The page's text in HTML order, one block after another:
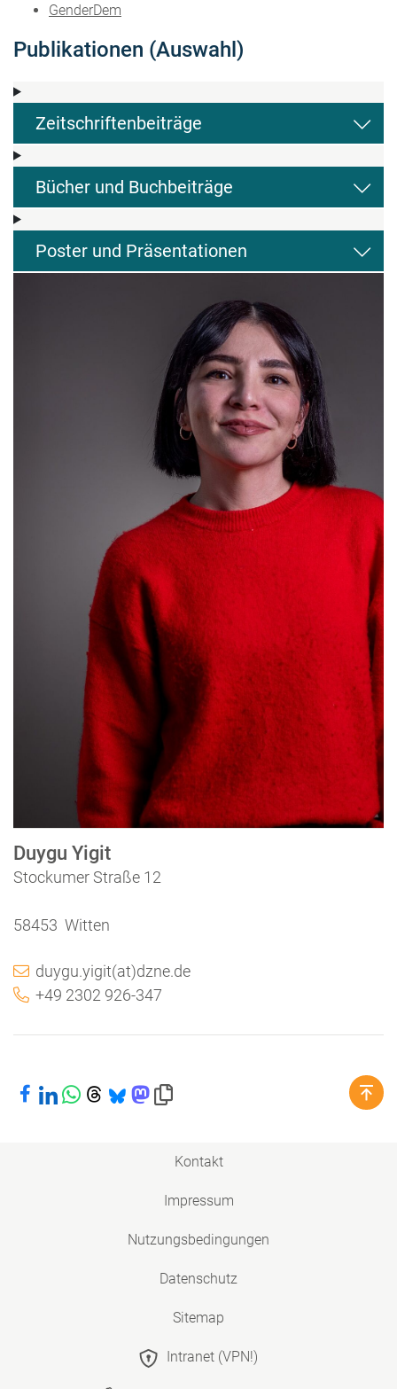
Duygu Yigit
Stockumer Straße 12
58453 Witten
duygu.yigit(at)dzne.de
+49 2302 926-347
GenderDem
Publikationen (Auswahl)
Zeitschriftenbeiträge
Bücher und Buchbeiträge
Poster und Präsentationen
Bei Facebook teilen
Bei LinkedIn teilen
Bei WhatsApp teilen
Bei Threads teilen
Bei Bluesky teilen
Bei Mastodon teilen
Link in die Zwischenablage kopieren
Kontakt
Impressum
Nutzungsbedingungen
Datenschutz
Sitemap
Intranet (VPN!)